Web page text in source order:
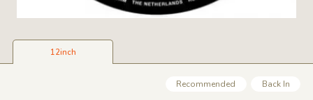
12inch
Recommended Back In